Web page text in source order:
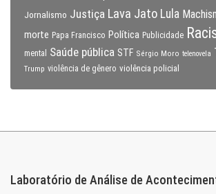
Jornalismo Justiça Lava Jato Lula
morte Papa Francisco Política Publicidade
mental
Saúde pública STF Sérgio Moro telenovela
Trump violência de gênero violência policial
Laboratório de Análise de